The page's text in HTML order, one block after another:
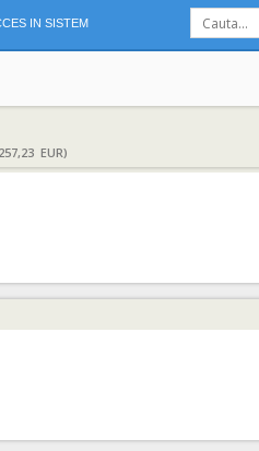
IN SISTEM
EUR)